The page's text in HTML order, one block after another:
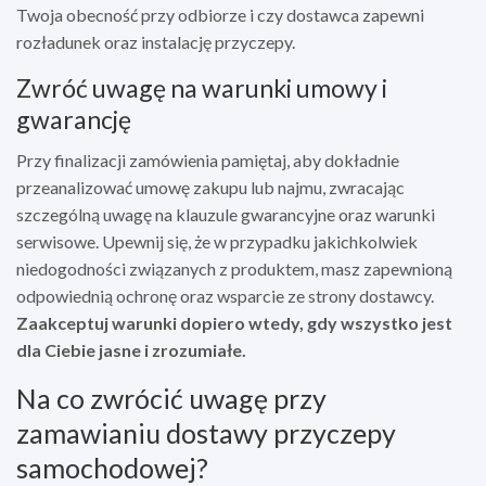
Twoja obecność przy odbiorze i czy dostawca zapewni
rozładunek oraz instalację przyczepy.
Zwróć uwagę na warunki umowy i
gwarancję
Przy finalizacji zamówienia pamiętaj, aby dokładnie
przeanalizować umowę zakupu lub najmu, zwracając
szczególną uwagę na klauzule gwarancyjne oraz warunki
serwisowe. Upewnij się, że w przypadku jakichkolwiek
niedogodności związanych z produktem, masz zapewnioną
odpowiednią ochronę oraz wsparcie ze strony dostawcy.
Zaakceptuj warunki dopiero wtedy, gdy wszystko jest
dla Ciebie jasne i zrozumiałe.
Na co zwrócić uwagę przy
zamawianiu dostawy przyczepy
samochodowej?